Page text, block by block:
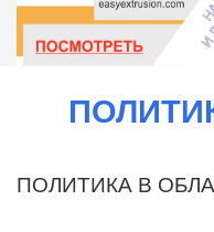
ПОЛИТИКА В